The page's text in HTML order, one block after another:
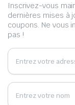
Inscrivez-vous
dernières mises à
coupons. Ne vous
pas !